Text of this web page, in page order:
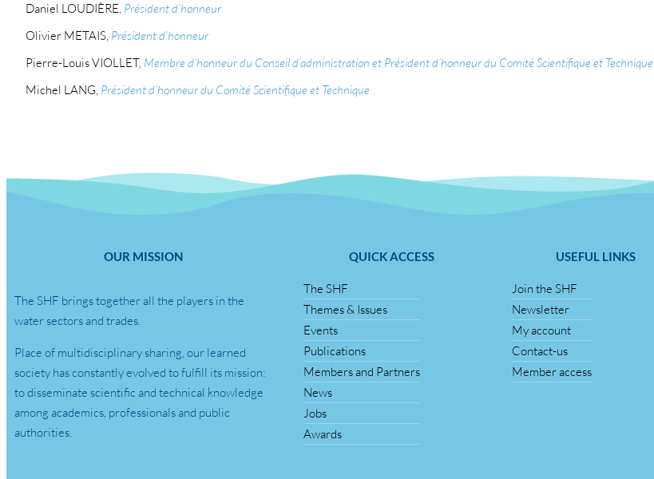
Daniel LOUDIÈRE, Président d’honneur
Olivier METAIS, Président d’honneur
Pierre-Louis VIOLLET, Membre d’honneur du Conseil d’administration et Président d’honneur du Comité Scientifique et Technique
Michel LANG, Président d’honneur du Comité Scientifique et Technique
OUR MISSION
The SHF brings together all the players in the
water sectors and trades.
Place of multidisciplinary sharing, our learned
society has constantly evolved to fulfill its mission:
to disseminate scientific and technical knowledge
among academics, professionals and public
authorities.
QUICK ACCESS
The SHF
Themes & Issues
Events
Publications
Members and Partners
News
Jobs
Awards
USEFUL LINKS
Join the SHF
Newsletter
My account
Contact-us
Member access